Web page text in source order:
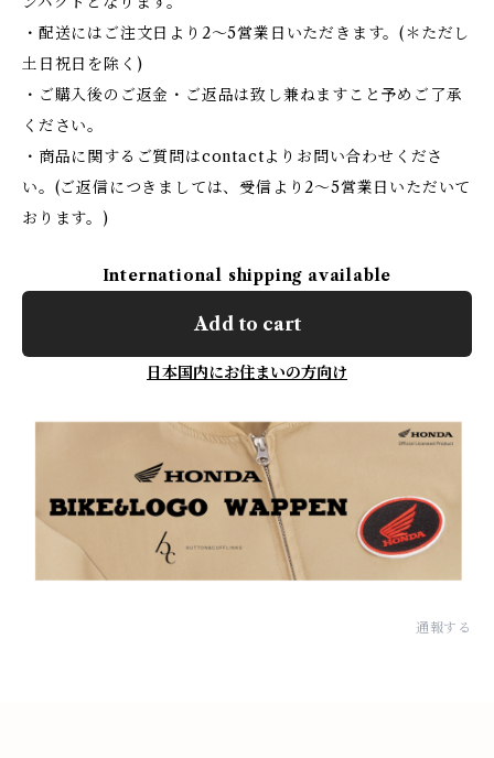
・配送にはご注文日より2〜5営業日いただきます。(＊ただし
土日祝日を除く)
・ご購入後のご返金・ご返品は致し兼ねますこと予めご了承
ください。
・商品に関するご質問はcontactよりお問い合わせくださ
い。(ご返信につきましては、受信より2〜5営業日いただいて
おります。)
International shipping available
Add to cart
日本国内にお住まいの方向け
通報する